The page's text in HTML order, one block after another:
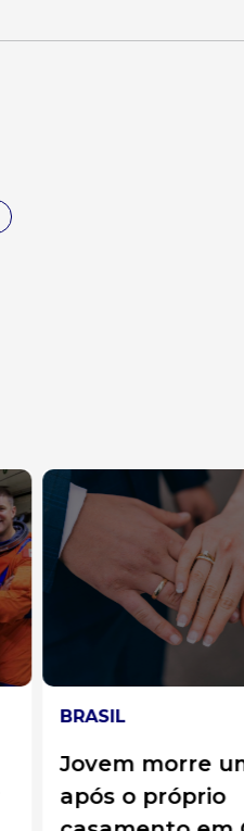
BRASIL
Jovem morre um
após o próprio